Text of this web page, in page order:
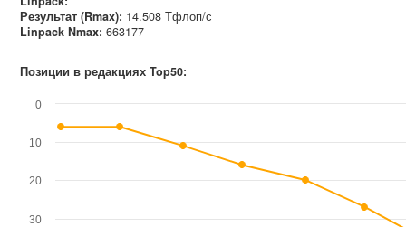
Результат (Rmax): 14.508 Тфлоп/с
Linpack Nmax: 663177
Позиции в редакциях Top50:
0
10
20
30